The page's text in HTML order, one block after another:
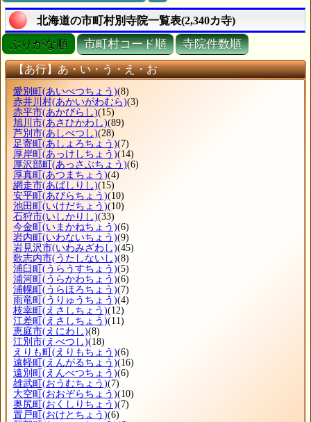
北海道の市町村別寺院一覧表(2,340カ寺)
ぶりがな順 市町村コード順 寺院件数順
【あ行】あ・い・う・え・お
愛別町 (あいべつちょう)(8)
赤井川村(あかいがわむら)(3)
赤平市(あかびらし)(15)
旭川市(あさひかわし)(89)
芦別市(あしべつし)(28)
足寄町 (あしょろちょう)(7)
厚岸町 (あっけしちょう)(14)
厚沢部町 (あっさぶちょう)(6)
厚真町 (あつまちょう)(4)
網走市(あばしりし)(15)
安平町 (あびらちょう)(10)
池田町 (いけだちょう)(10)
石狩市(いしかりし)(33)
今金町 (いまかねちょう)(6)
岩内町 (いわないちょう)(9)
岩見沢市(いわみざわし)(45)
歌志内市(うたしないし)(8)
浦臼町 (うらうすちょう)(5)
浦河町 (うらかわちょう)(6)
浦幌町 (うらほろちょう)(7)
雨竜町 (うりゅうちょう)(4)
枝幸町 (えさしちょう)(12)
江差町 (えさしちょう)(11)
恵庭市(えにわし)(8)
江別市(えべつし)(18)
えりも町 (えりもちょう)(6)
遠軽町 (えんがるちょう)(16)
遠別町 (えんべつちょう)(6)
雄武町 (おうむちょう)(7)
大空町 (おおぞらちょう)(10)
奥尻町 (おくしりちょう)(7)
置戸町 (おけとちょう)(6)